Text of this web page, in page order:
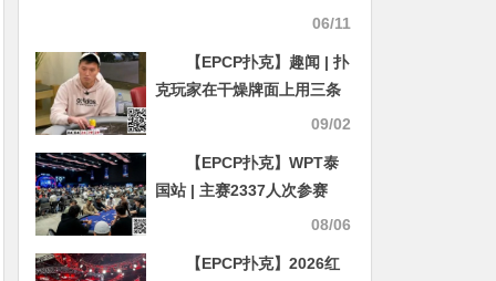
Negreanu的第八条手链就
06/11
【EPCP扑克】趣闻 | 扑
克玩家在干燥牌面上用三条
09/02
【EPCP扑克】WPT泰
国站 | 主赛2337人次参赛
292名来自36个国家和地区
08/06
【EPCP扑克】2026红